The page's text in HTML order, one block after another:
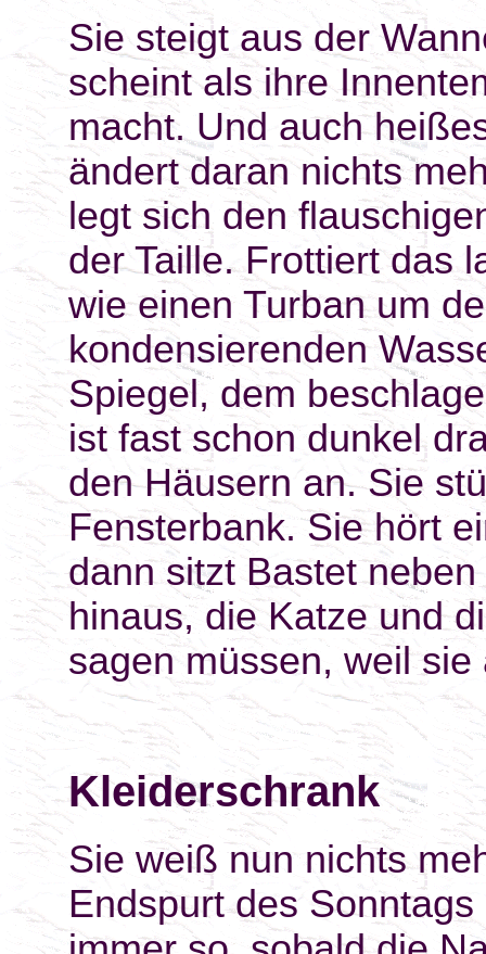
Sie steigt aus der
scheint als ihre
macht. Und auch
ändert daran nichts
legt sich den
der Taille. Frottiert das
wie einen Turban um
kondensierenden
Spiegel, dem
ist fast schon dunkel
den Häusern an. Sie
Fensterbank. Sie hört
dann sitzt Bastet
hinaus, die Katze und
sagen müssen, weil
Kleiderschrank
Sie weiß nun nichts
Endspurt des